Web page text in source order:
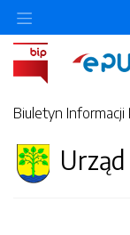
Biuletyn Informacji